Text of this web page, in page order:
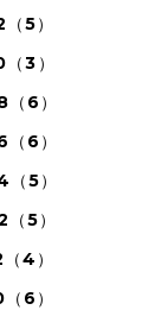
5）
3）
6）
6）
5）
5）
4）
6）